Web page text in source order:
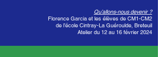
Qu’allons-nous devenir ?
Florence Garcia et les élèves de CM1-CM2
de l’école Cintray-La Guéroulde, Breteuil
Atelier du 12 au 16 février 2024